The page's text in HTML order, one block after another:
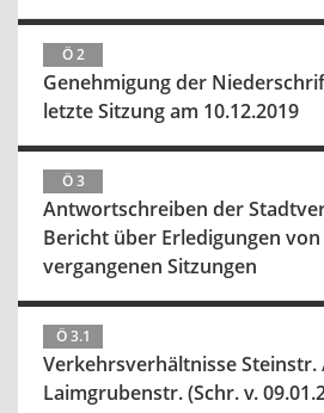
Ö 2
Genehmigung der
letzte Sitzung am 10.12.2019
Ö 3
Antwortschreiben der
Bericht über Erledigungen von
vergangenen Sitzungen
Ö 3.1
Verkehrsverhältnisse Steinstr.
Laimgrubenstr. (Schr. v.